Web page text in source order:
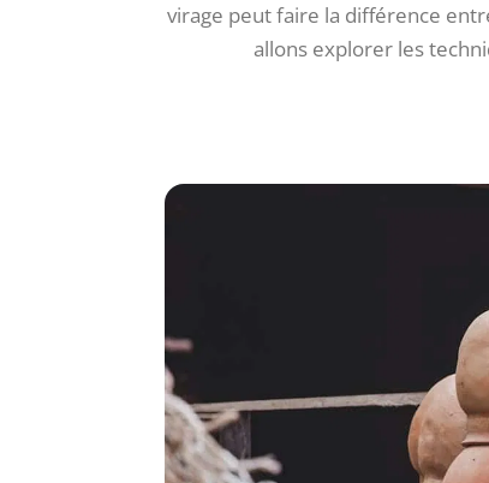
virage peut faire la différence
allons explorer les